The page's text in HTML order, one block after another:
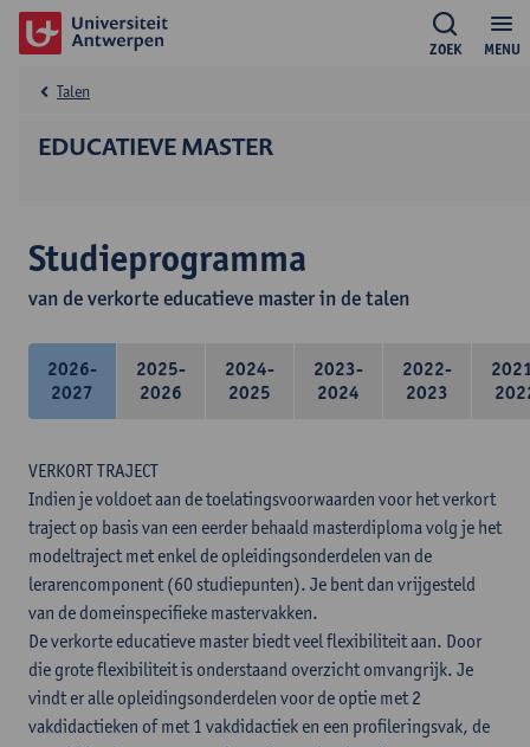
MENU
ZOEK
EDUCATIEVE MASTER
Talen
Studieprogramma
van de verkorte educatieve master in de talen
2026-
2027
2025-
2026
2024-
2025
2023-
2024
2022-
2023
VERKORT TRAJECT
Indien je voldoet aan de toelatingsvoorwaarden voor het verkort
traject op basis van een eerder behaald masterdiploma volg je het
modeltraject met enkel de opleidingsonderdelen van de
lerarencomponent (60 studiepunten). Je bent dan vrijgesteld
van de domeinspecifieke mastervakken.
De verkorte educatieve master biedt veel flexibiliteit aan. Door
die grote flexibiliteit is onderstaand overzicht omvangrijk. Je
vindt er alle opleidingsonderdelen voor de optie met 2
vakdidactieken of met 1 vakdidactiek en een profileringsvak, de